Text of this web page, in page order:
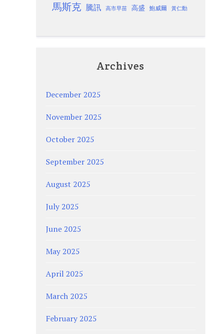
馬斯克 騰訊 高市早苗 高盛 鮑威爾 黃仁勳
Archives
December 2025
November 2025
October 2025
September 2025
August 2025
July 2025
June 2025
May 2025
April 2025
March 2025
February 2025